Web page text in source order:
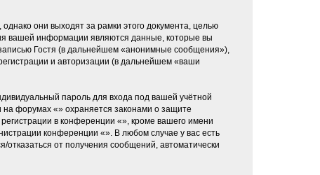
они выходят за рамки этого документа, целью
вашей информации являются данные, которые вы
Гостя (в дальнейшем «анонимные сообщения»),
и авторизации (в дальнейшем «ваши
пароль для входа под вашей учётной
форумах «» охраняется законами о защите
в конференции «», кроме вашего имени
конференции «». В любом случае у вас есть
отказаться от получения сообщений, автоматически